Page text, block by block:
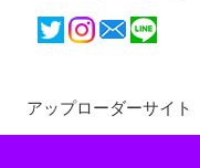
アップローダーサイト